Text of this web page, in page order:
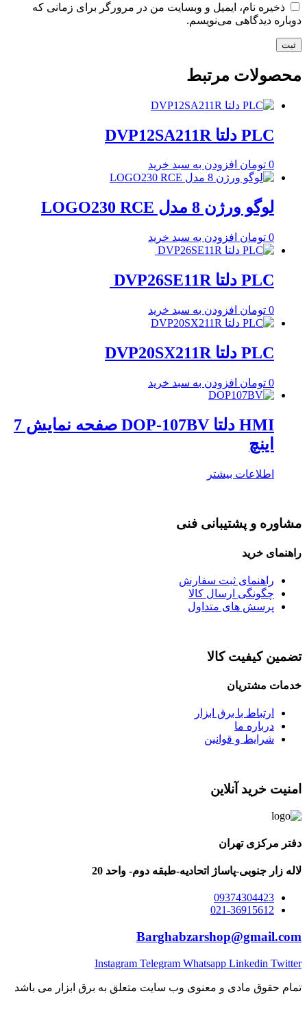
ذخیره نام، ایمیل و وبسایت من در مرورگر برای زمانی که
دوباره دیدگاهی می‌نویسم.
محصولات مرتبط
PLC دلتا DVP12SA211R
0 تومان افزودن به سبد خرید
لوگو ورژن 8 مدل LOGO230 RCE
0 تومان افزودن به سبد خرید
PLC دلتا DVP26SE11R
0 تومان افزودن به سبد خرید
PLC دلتا DVP20SX211R
0 تومان افزودن به سبد خرید
HMI دلتا DOP-107BV صفحه نمایش 7
اینچ
اطلاعات بیشتر
مشاوره و پشتیبانی فنی
راهنمای خرید
راهنمای ثبت سفارش
چگونگی ارسال کالا
پرسش های متداول
تضمین کیفیت کالا
خدمات مشتریان
ارتباط با برق ابزار
درباره ما
شرایط و قوانین
امنیت خرید آنلاین
دفتر مرکزی تهران
لاله زار جنوبی-پاساژ اتحادیه-طبقه دوم- واحد 20
09374304423
021-36915612
Barghabzarshop@gmail.com
Instagram Telegram Whatsapp Linkedin Twitter
تمام حقوق مادی و معنوی وب سایت متعلق به برق ابزار می باشد